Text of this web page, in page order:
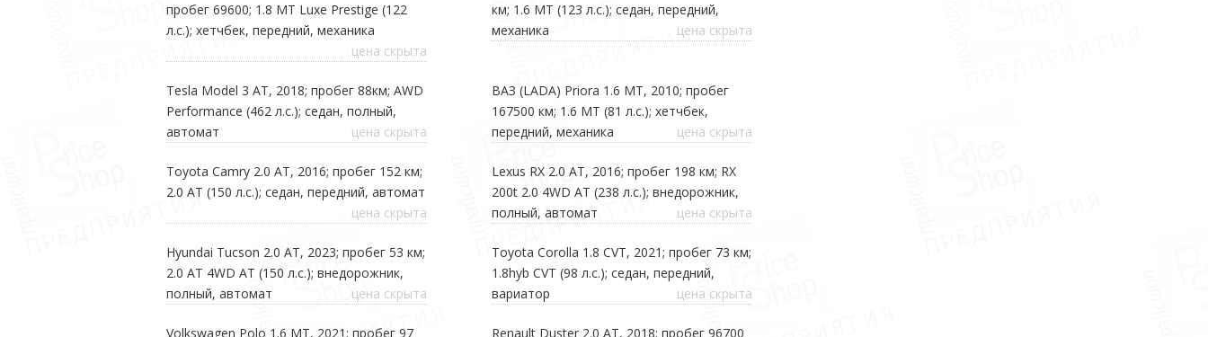
пробег 69600; 1.8 MT Luxe Prestige (122
л.с.); хетчбек, передний, механика
цена скрыта
км; 1.6 MT (123 л.с.); седан, передний,
механика
цена скрыта
Tesla Model 3 AT, 2018; пробег 88км; AWD
Performance (462 л.с.); седан, полный,
автомат
цена скрыта
ВАЗ (LADA) Priora 1.6 МТ, 2010; пробег
167500 км; 1.6 МТ (81 л.с.); хетчбек,
передний, механика
цена скрыта
Toyota Camry 2.0 AT, 2016; пробег 152 км;
2.0 AT (150 л.с.); седан, передний, автомат
цена скрыта
Lexus RX 2.0 AT, 2016; пробег 198 км; RX
200t 2.0 4WD AT (238 л.с.); внедорожник,
полный, автомат
цена скрыта
Hyundai Tucson 2.0 АТ, 2023; пробег 53 км;
2.0 АТ 4WD AT (150 л.с.); внедорожник,
полный, автомат
цена скрыта
Toyota Corolla 1.8 CVT, 2021; пробег 73 км;
1.8hyb CVT (98 л.с.); седан, передний,
вариатор
цена скрыта
Volkswagen Polo 1.6 МТ, 2021; пробег 97
Renault Duster 2.0 AT, 2018; пробег 96700